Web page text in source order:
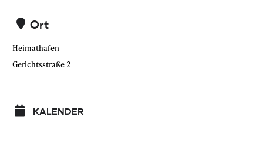
Ort
Heimathafen
Gerichtsstraße 2
KALENDER